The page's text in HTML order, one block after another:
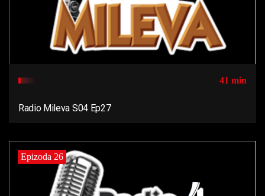
41 min
Radio Mileva S04 Ep27
Epizoda 26